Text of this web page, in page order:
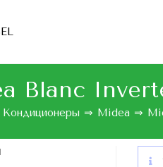
Blanc
Кондиционеры ⇒ Midea ⇒